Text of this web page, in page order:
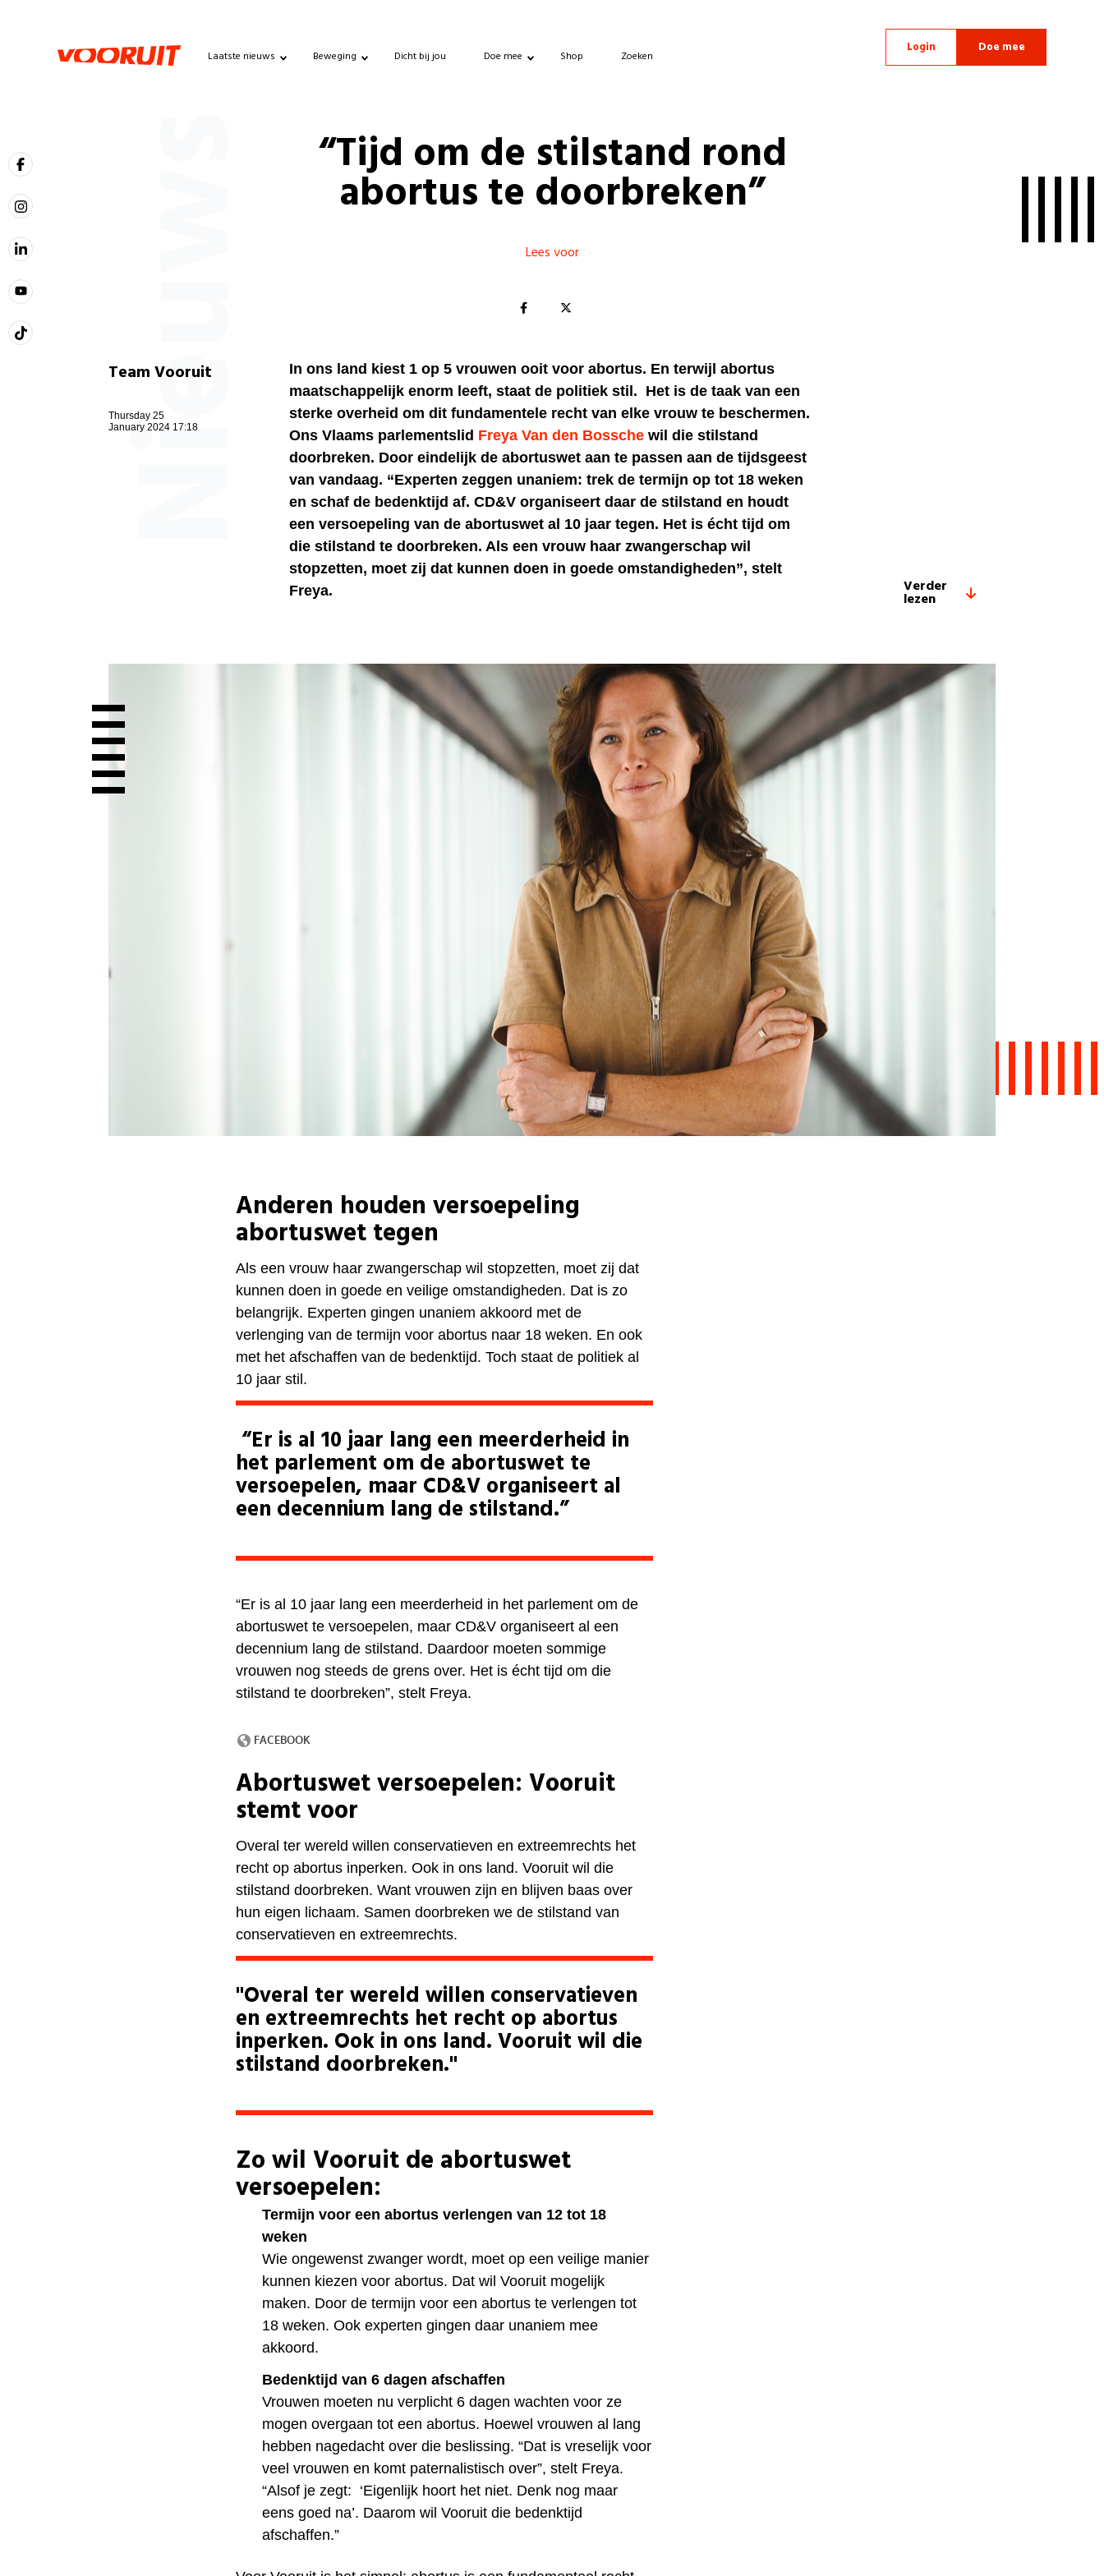
Laatste nieuws Beweging Dicht bij jou Doe mee Shop Zoeken
Login Doe mee
Nieuws “Tijd om de stilstand rond
abortus te doorbreken”
Lees voor
Team Vooruit
Thursday 25
January 2024 17:18
In ons land kiest 1 op 5 vrouwen ooit voor abortus. En terwijl abortus
maatschappelijk enorm leeft, staat de politiek stil. Het is de taak van een
sterke overheid om dit fundamentele recht van elke vrouw te beschermen.
Ons Vlaams parlementslid Freya Van den Bosschewil die stilstand
doorbreken. Door eindelijk de abortuswet aan te passen aan de tijdsgeest
van vandaag. “Experten zeggen unaniem: trek de termijn op tot 18 weken
en schaf de bedenktijd af. CD&V organiseert daar de stilstand en houdt
een versoepeling van de abortuswet al 10 jaar tegen. Het is écht tijd om
die stilstand te doorbreken. Als een vrouw haar zwangerschap wil
stopzetten, moet zij dat kunnen doen in goede omstandigheden”, stelt
Freya.
Verder
lezen
Anderen houden versoepeling
abortuswet tegen
Als een vrouw haar zwangerschap wil stopzetten, moet zij dat
kunnen doen in goede en veilige omstandigheden. Dat is zo
belangrijk. Experten gingen unaniem akkoord met de
verlenging van de termijn voor abortus naar 18 weken. En ook
met het afschaffen van de bedenktijd. Toch staat de politiek al
10 jaar stil.
“Er is al 10 jaar lang een meerderheid in
het parlement om de abortuswet te
versoepelen, maar CD&V organiseert al
een decennium lang de stilstand.”
“Er is al 10 jaar lang een meerderheid in het parlement om de
abortuswet te versoepelen, maar CD&V organiseert al een
decennium lang de stilstand. Daardoor moeten sommige
vrouwen nog steeds de grens over. Het is écht tijd om die
stilstand te doorbreken”, stelt Freya.
Abortuswet versoepelen: Vooruit
stemt voor
Overal ter wereld willen conservatieven en extreemrechts het
recht op abortus inperken. Ook in ons land. Vooruit wil die
stilstand doorbreken. Want vrouwen zijn en blijven baas over
hun eigen lichaam. Samen doorbreken we de stilstand van
conservatieven en extreemrechts.
"Overal ter wereld willen conservatieven
en extreemrechts het recht op abortus
inperken. Ook in ons land. Vooruit wil die
stilstand doorbreken."
Zo wil Vooruit de abortuswet
versoepelen:
Termijn voor een abortus verlengen van 12 tot 18
weken
Wie ongewenst zwanger wordt, moet op een veilige manier
kunnen kiezen voor abortus. Dat wil Vooruit mogelijk
maken. Door de termijn voor een abortus te verlengen tot
18 weken. Ook experten gingen daar unaniem mee
akkoord.
Bedenktijd van 6 dagen afschaffen
Vrouwen moeten nu verplicht 6 dagen wachten voor ze
mogen overgaan tot een abortus. Hoewel vrouwen al lang
hebben nagedacht over die beslissing. “Dat is vreselijk voor
veel vrouwen en komt paternalistisch over”, stelt Freya.
“Alsof je zegt: ‘Eigenlijk hoort het niet. Denk nog maar
eens goed na’. Daarom wil Vooruit die bedenktijd
afschaffen.”